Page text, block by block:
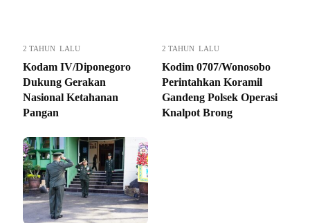
2 TAHUN LALU
Kodam IV/Diponegoro
Dukung Gerakan
Nasional Ketahanan
Pangan
2 TAHUN LALU
Kodim 0707/Wonosobo
Perintahkan Koramil
Gandeng Polsek Operasi
Knalpot Brong